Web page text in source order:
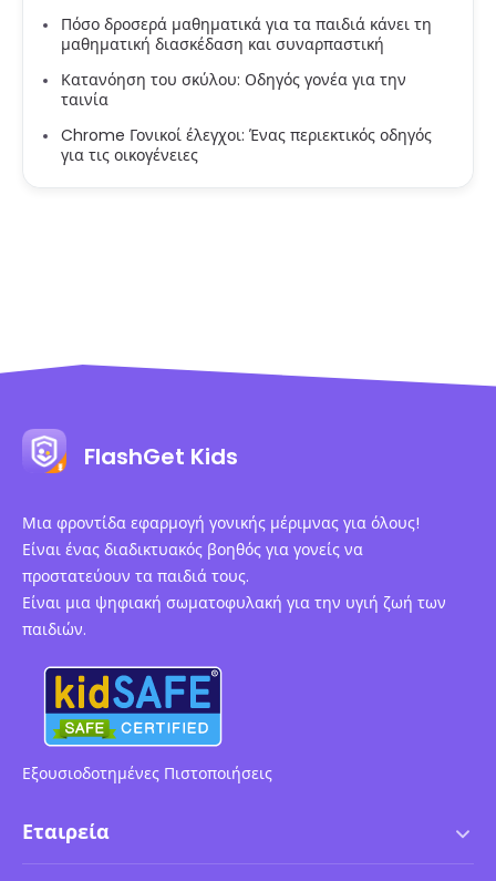
Πόσο δροσερά μαθηματικά για τα παιδιά κάνει τη
μαθηματική διασκέδαση και συναρπαστική
Κατανόηση του σκύλου: Οδηγός γονέα για την
ταινία
Chrome Γονικοί έλεγχοι: Ένας περιεκτικός οδηγός
για τις οικογένειες
FlashGet Kids
Μια φροντίδα εφαρμογή γονικής μέριμνας για όλους!
Είναι ένας διαδικτυακός βοηθός για γονείς να
προστατεύουν τα παιδιά τους.
Είναι μια ψηφιακή σωματοφυλακή για την υγιή ζωή των
παιδιών.
Εξουσιοδοτημένες Πιστοποιήσεις
Εταιρεία